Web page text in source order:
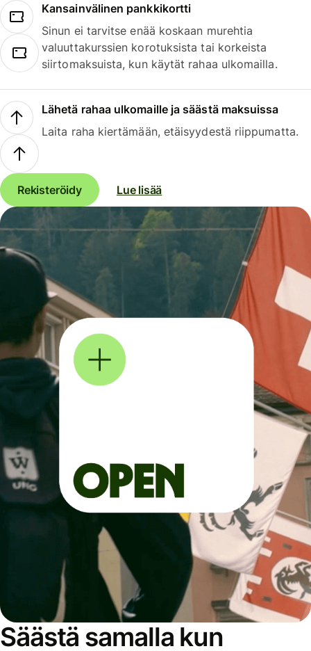
Kansainvälinen pankkikortti
Sinun ei tarvitse enää koskaan murehtia
valuuttakurssien korotuksista tai korkeista
siirtomaksuista, kun käytät rahaa ulkomailla.
Lähetä rahaa ulkomaille ja säästä maksuissa
Laita raha kiertämään, etäisyydestä riippumatta.
Rekisteröidy Lue lisää
Säästä samalla kun